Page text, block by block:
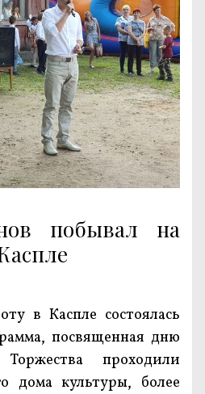
побывал на
в Каспле состоялась
посвященная дню
проходили
дома культуры, более